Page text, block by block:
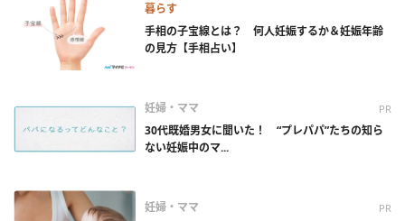
暮らす
手相の子宝線とは？ 何人妊娠するか＆妊娠年齢
の見方【手相占い】
妊婦・ママ PR
30代既婚男女に聞いた！ “プレパパ”たちの知ら
ない妊娠中のマ...
妊婦・ママ PR